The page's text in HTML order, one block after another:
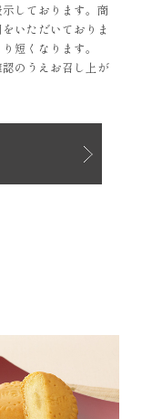
しております。商
いただいておりま
短くなります。
のうえお召し上が